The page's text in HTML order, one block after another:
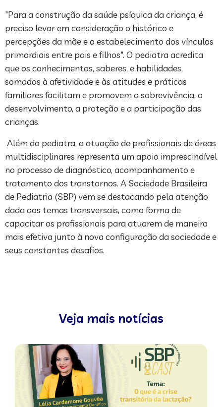
"Para a construção da saúde psíquica da criança, é
preciso levar em consideração o histórico e
percepções da mãe e o estabelecimento dos vínculos
primordiais entre pais e filhos". O pediatra acredita
que os conhecimentos, saberes, e habilidades,
somados à afetividade e às atitudes e práticas
familiares facilitam e promovem a sobrevivência, o
desenvolvimento, a proteção e a participação das
crianças.
Além do pediatra, a atuação de profissionais de áreas
multidisciplinares representa um apoio imprescindível
no processo de diagnóstico, acompanhamento e
tratamento dos transtornos. A Sociedade Brasileira
de Pediatria (SBP) vem se destacando pela atenção
dada aos temas transversais, como forma de
capacitar os profissionais para atuarem de maneira
mais efetiva junto à nova configuração da sociedade e
seus constantes desafios.
Veja mais notícias